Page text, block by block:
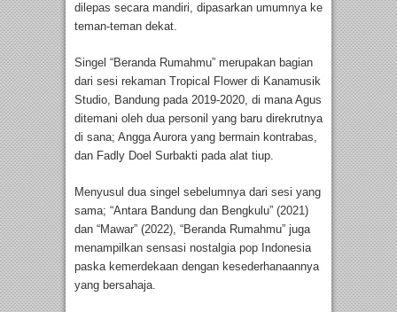
dilepas secara mandiri, dipasarkan umumnya ke
teman-teman dekat.
Singel “Beranda Rumahmu” merupakan bagian
dari sesi rekaman Tropical Flower di Kanamusik
Studio, Bandung pada 2019-2020, di mana Agus
ditemani oleh dua personil yang baru direkrutnya
di sana; Angga Aurora yang bermain kontrabas,
dan Fadly Doel Surbakti pada alat tiup.
Menyusul dua singel sebelumnya dari sesi yang
sama; “Antara Bandung dan Bengkulu” (2021)
dan “Mawar” (2022), “Beranda Rumahmu” juga
menampilkan sensasi nostalgia pop Indonesia
paska kemerdekaan dengan kesederhanaannya
yang bersahaja.